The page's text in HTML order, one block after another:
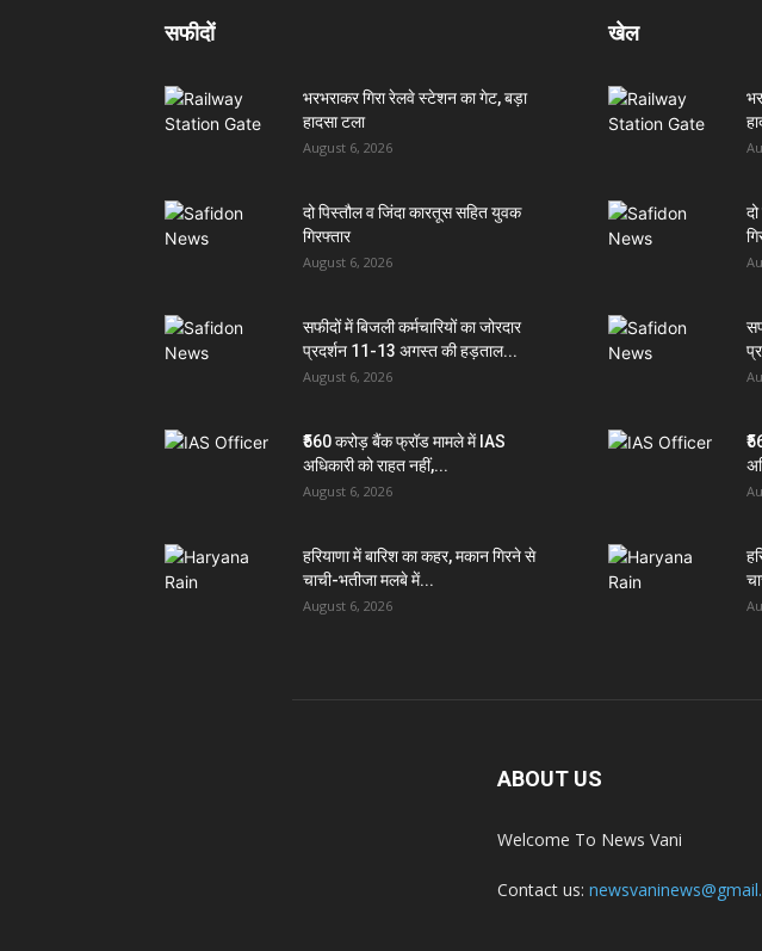
सफीदों
भरभराकर गिरा रेलवे स्टेशन का गेट, बड़ा
हादसा टला
August 6, 2026
दो पिस्तौल व जिंदा कारतूस सहित युवक
गिरफ्तार
August 6, 2026
सफीदों में बिजली कर्मचारियों का जोरदार
प्रदर्शन 11-13 अगस्त की हड़ताल...
August 6, 2026
₹560 करोड़ बैंक फ्रॉड मामले में IAS
अधिकारी को राहत नहीं,...
August 6, 2026
हरियाणा में बारिश का कहर, मकान गिरने से
चाची-भतीजा मलबे में...
August 6, 2026
खेल
ABOUT US
Welcome To News Vani
Contact us: